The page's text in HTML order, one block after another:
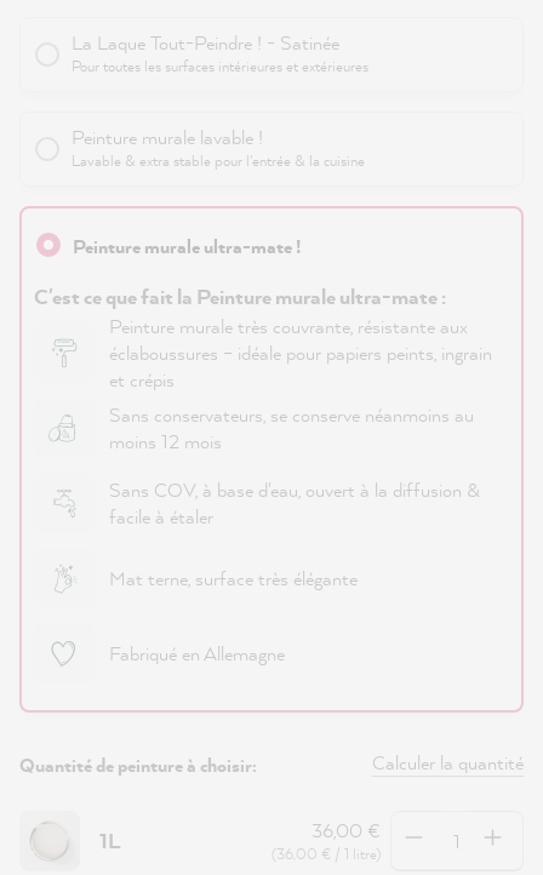
La Laque Tout-Peindre ! - Satinée
Pour toutes les surfaces intérieures et extérieures
Peinture murale lavable !
Lavable & extra stable pour l'entrée & la cuisine
Peinture murale ultra-mate !
C'est ce que fait la Peinture murale ultra-mate :
Peinture murale très couvrante, résistante aux
éclaboussures – idéale pour papiers peints, ingrain
et crépis
Sans conservateurs, se conserve néanmoins au
moins 12 mois
Sans COV, à base d'eau, ouvert à la diffusion &
facile à étaler
Mat terne, surface très élégante
Fabriqué en Allemagne
Quantité de peinture à choisir: Calculer la quantité
1L 36,00 €
(36,00 € / 1 litre)